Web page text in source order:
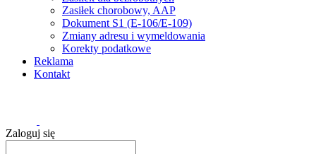
Zasiłek chorobowy, AAP
Dokument S1 (E-106/E-109)
Zmiany adresu i wymeldowania
Korekty podatkowe
Reklama
Kontakt
Zaloguj się